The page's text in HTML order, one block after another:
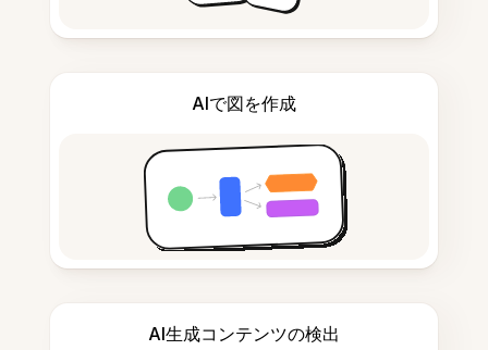
AIで図を作成
AI生成コンテンツの検出